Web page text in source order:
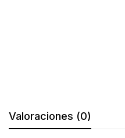
Valoraciones (0)